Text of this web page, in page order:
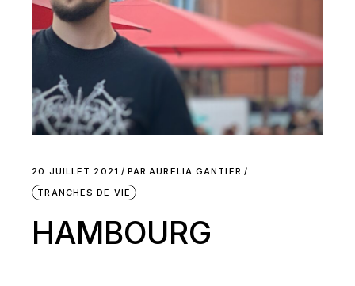
20 JUILLET 2021 PAR AURELIA GANTIER
TRANCHES DE VIE
HAMBOURG